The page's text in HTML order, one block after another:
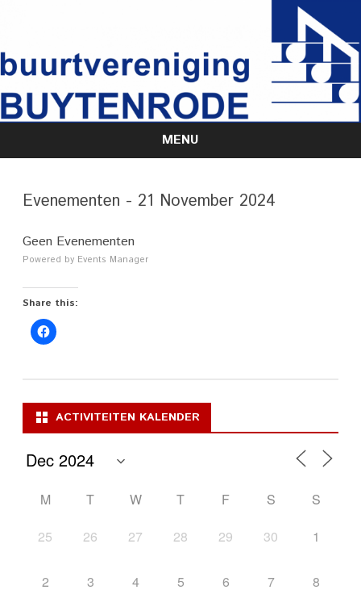
MENU
Skip
content
Evenementen - 21 November 2024
Geen Evenementen
Powered by Events Manager
Share this:
ACTIVITEITEN KALENDER
M T W T F S
S
25
26 27 28 29 30 1
2 3 4 5 6 7 8